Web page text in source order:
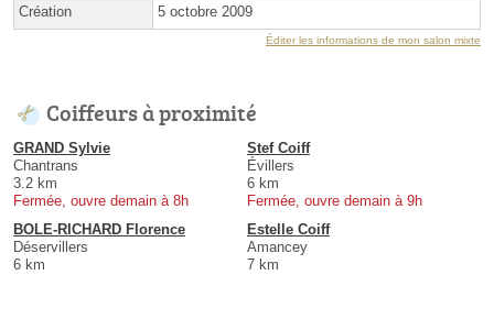
Création 5 octobre 2009
Éditer les informations de mon salon mixte
Coiffeurs à proximité
GRAND Sylvie
Chantrans
3.2 km
Fermée, ouvre demain à 8h
Stef Coiff
Évillers
6 km
Fermée, ouvre demain à 9h
BOLE-RICHARD Florence
Déservillers
6 km
Estelle Coiff
Amancey
7 km